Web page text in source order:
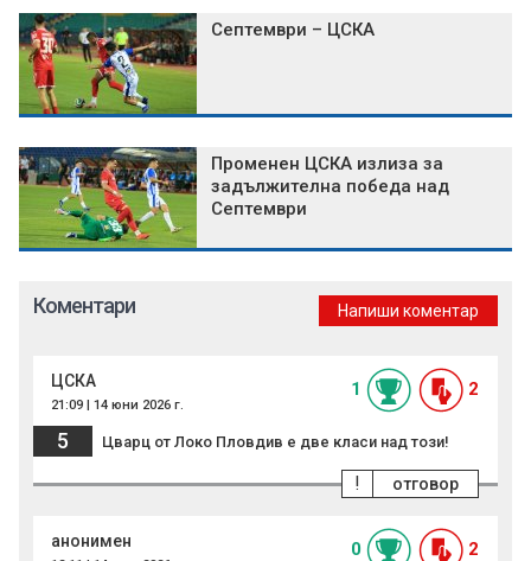
Септември – ЦСКА
Променен ЦСКА излиза за
задължителна победа над
Септември
Коментари Напиши коментар
ЦСКА
21:09 | 14 юни 2026 г.
1 2
5 Цварц от Локо Пловдив е две класи над този!
отговор
!
анонимен 0 2